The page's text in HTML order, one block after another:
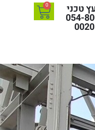
טכני
054-
0020
0